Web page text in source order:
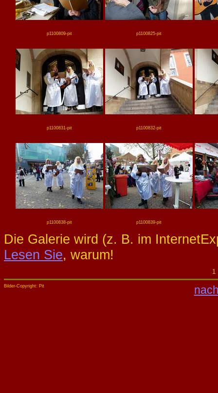
p1100809-pit p1100825-pit
p1100831-pit p1100832-pit
p1100838-pit p1100839-pit
Die Galerie wird (z. B. im
Lesen Sie, warum!
Bilder-Copyright: Pit